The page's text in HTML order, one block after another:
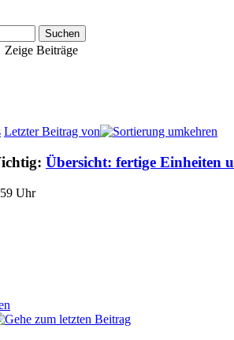
Zeige Beiträge
Letzter Beitrag von
Übersicht: fertige Einheiten
Uhr